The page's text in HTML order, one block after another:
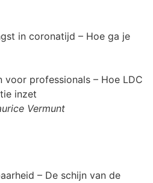
in coronatijd – Hoe ga je
voor professionals – Hoe LDC
inzet
Vermunt
– De schijn van de